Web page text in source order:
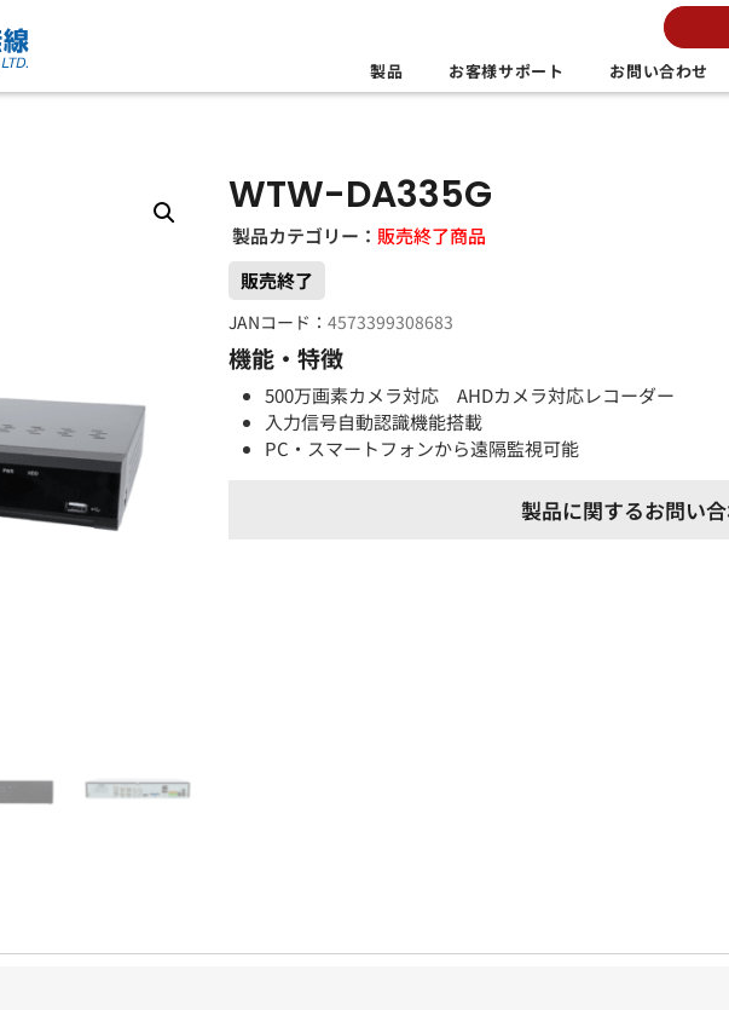
製品 お客様サポート お問い合わせ
WTW-DA335G
製品カテゴリー： 販売終了商品
販売終了
JANコード： 4573399308683
機能・特徴
500万画素カメラ対応 AHDカメラ対応レコーダー
入力信号自動認識機能搭載
PC・スマートフォンから遠隔監視可能
製品に関するお問い